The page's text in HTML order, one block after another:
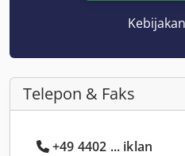
Telepon & Faks
+49 4402 ... iklan